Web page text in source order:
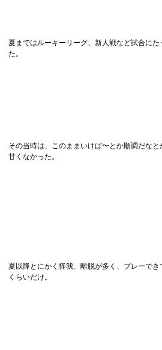
夏まではルーキーリーグ、新人戦など試合に
た。
その当時は、このままいけば〜とか順調だな
甘くなかった。
夏以降とにかく怪我、離脱が多く、プレーで
くらいだけ。